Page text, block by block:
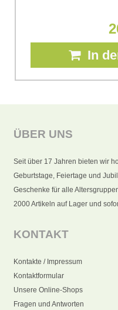
In
ÜBER UNS
Seit über 17 Jahren bieten wir
Geburtstage, Feiertage und
Geschenke für alle
2000 Artikeln auf Lager und
KONTAKT
Kontakte / Impressum
Kontaktformular
Unsere Online-Shops
Fragen und Antworten